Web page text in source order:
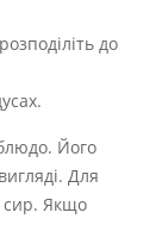
до
Його
Для
сир. Якщо